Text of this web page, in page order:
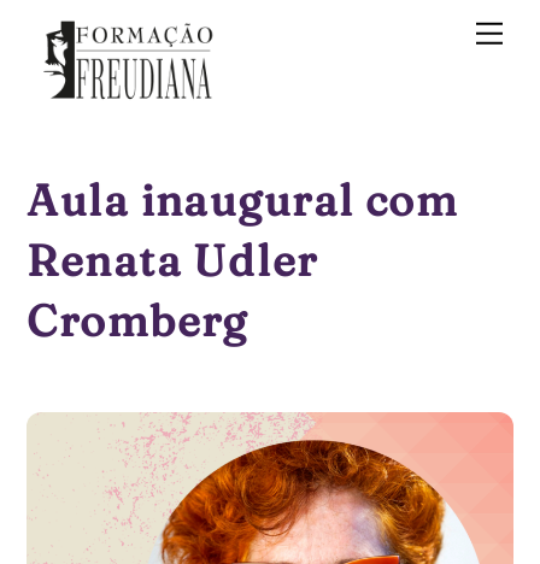
content
Aula inaugural com
Renata Udler
Cromberg